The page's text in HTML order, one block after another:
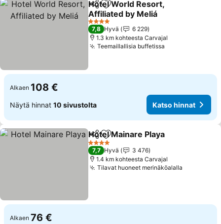
Jaa Lisää suosikkeihin
Hotel World Resort,
Affiliated by Meliá
Katso hinnat
4 Tähtiluokitus
7,8 Hyvä
6 229
1.3 km kohteesta Carvajal
Teemaillallisia buffetissa
Alkaen 108 €
Näytä hinnat 10 sivustolta Katso hinnat
Jaa Lisää suosikkeihin
Hotel Mainare Playa
4 Tähtiluokitus
7,7 Hyvä
3 476
1.4 km kohteesta Carvajal
Tilavat huoneet merinäköalalla
Alkaen 76 €